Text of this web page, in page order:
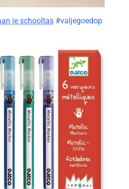
je schooltas#valjegoedop